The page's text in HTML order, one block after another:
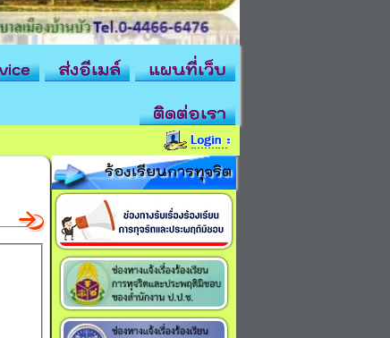
ส่งอีเมล์
แผนที่เว็บ
ติดต่อเรา
ร้องเรียนการทุจริต